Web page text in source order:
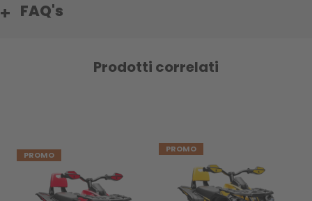
FAQ's
Prodotti correlati
PROMO
PROMO